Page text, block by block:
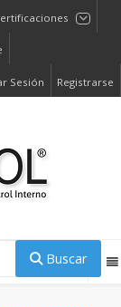
Sesión Registrarse
Buscar